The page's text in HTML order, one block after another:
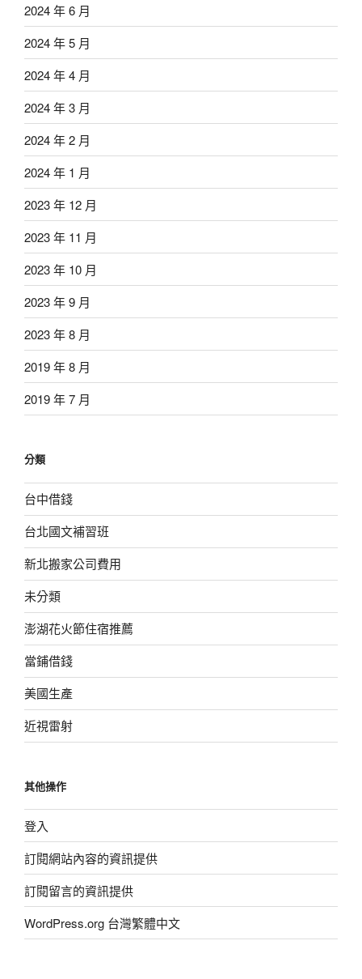
2024 年 6 月
2024 年 5 月
2024 年 4 月
2024 年 3 月
2024 年 2 月
2024 年 1 月
2023 年 12 月
2023 年 11 月
2023 年 10 月
2023 年 9 月
2023 年 8 月
2019 年 8 月
2019 年 7 月
分類
台中借錢
台北國文補習班
新北搬家公司費用
未分類
澎湖花火節住宿推薦
當鋪借錢
美國生產
近視雷射
其他操作
登入
訂閱網站內容的資訊提供
訂閱留言的資訊提供
WordPress.org 台灣繁體中文